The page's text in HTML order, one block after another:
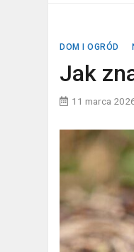
DOM I OGRÓD
Jak
11 marca